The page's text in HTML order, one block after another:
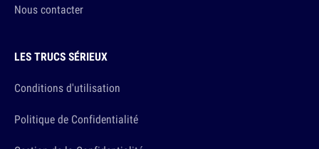
Nous contacter
LES TRUCS SÉRIEUX
Conditions d'utilisation
Politique de Confidentialité